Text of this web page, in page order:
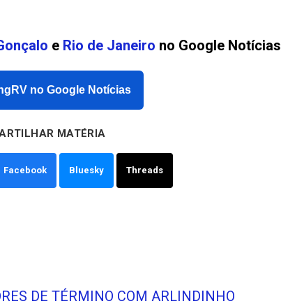
e Rio de Janeiro no Google Notícias
no Google Notícias
MATÉRIA
Facebook Bluesky Threads
DE TÉRMINO COM ARLINDINHO